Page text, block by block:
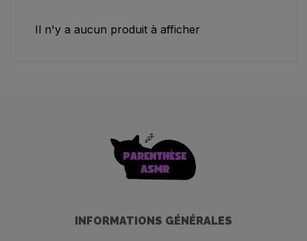
Il n'y a aucun produit à afficher
INFORMATIONS GÉNÉRALES